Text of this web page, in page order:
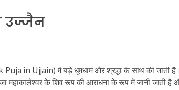
उज्जैन
in Ujjain) में बड़े धूमधाम और श्रद्धा के साथ की जाती
महाकालेश्वर के शिव रूप की आराधना के रूप में जानी जाती है